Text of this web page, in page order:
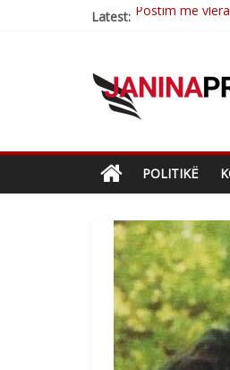
Latest: Nga poetja
Çlirimtari
Postim me
POLITIKË